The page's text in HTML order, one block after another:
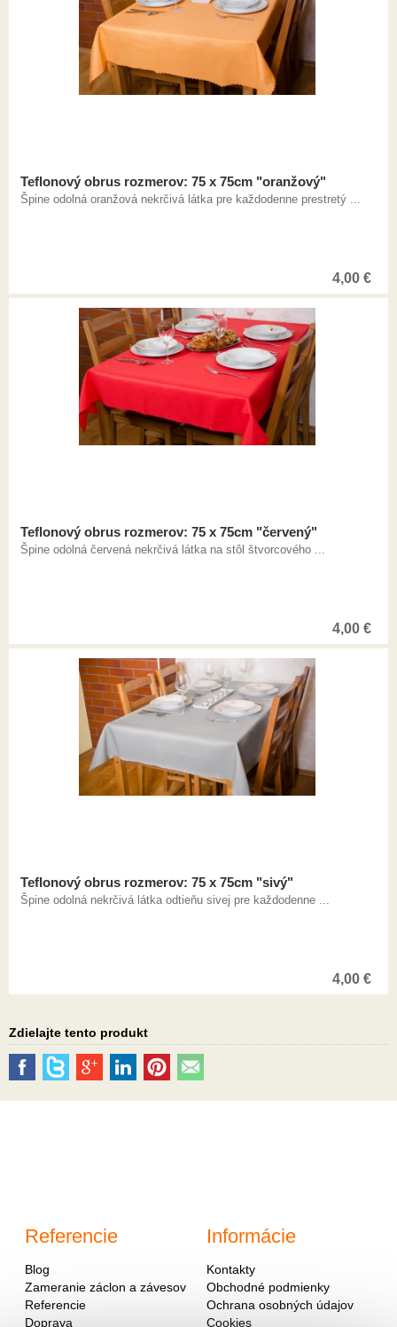
Teflonový obrus rozmerov: 75 x 75cm "oranžový"
Špine odolná oranžová nekrčivá látka pre každodenne prestretý ...
4,00 €
Teflonový obrus rozmerov: 75 x 75cm "červený"
Špine odolná červená nekrčivá látka na stôl štvorcového ...
4,00 €
Teflonový obrus rozmerov: 75 x 75cm "sivý"
Špine odolná nekrčivá látka odtieňu sivej pre každodenne ...
4,00 €
Zdielajte tento produkt
Referencie
Blog
Zameranie záclon a závesov
Referencie
Doprava
Informácie
Kontakty
Obchodné podmienky
Ochrana osobných údajov
Cookies